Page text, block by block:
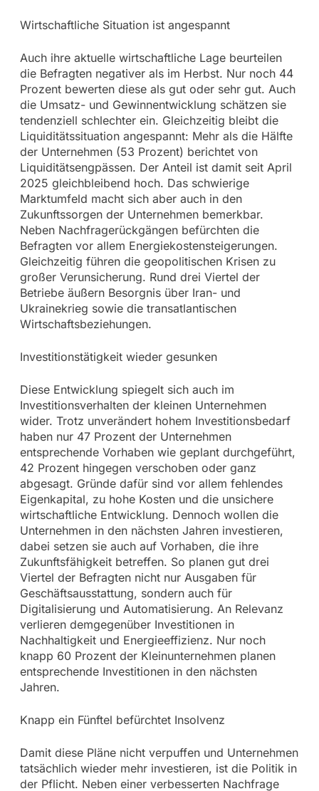
Wirtschaftliche Situation ist angespannt
Auch ihre aktuelle wirtschaftliche Lage beurteilen
die Befragten negativer als im Herbst. Nur noch 44
Prozent bewerten diese als gut oder sehr gut. Auch
die Umsatz- und Gewinnentwicklung schätzen sie
tendenziell schlechter ein. Gleichzeitig bleibt die
Liquiditätssituation angespannt: Mehr als die Hälfte
der Unternehmen (53 Prozent) berichtet von
Liquiditätsengpässen. Der Anteil ist damit seit April
2025 gleichbleibend hoch. Das schwierige
Marktumfeld macht sich aber auch in den
Zukunftssorgen der Unternehmen bemerkbar.
Neben Nachfragerückgängen befürchten die
Befragten vor allem Energiekostensteigerungen.
Gleichzeitig führen die geopolitischen Krisen zu
großer Verunsicherung. Rund drei Viertel der
Betriebe äußern Besorgnis über Iran- und
Ukrainekrieg sowie die transatlantischen
Wirtschaftsbeziehungen.
Investitionstätigkeit wieder gesunken
Diese Entwicklung spiegelt sich auch im
Investitionsverhalten der kleinen Unternehmen
wider. Trotz unverändert hohem Investitionsbedarf
haben nur 47 Prozent der Unternehmen
entsprechende Vorhaben wie geplant durchgeführt,
42 Prozent hingegen verschoben oder ganz
abgesagt. Gründe dafür sind vor allem fehlendes
Eigenkapital, zu hohe Kosten und die unsichere
wirtschaftliche Entwicklung. Dennoch wollen die
Unternehmen in den nächsten Jahren investieren,
dabei setzen sie auch auf Vorhaben, die ihre
Zukunftsfähigkeit betreffen. So planen gut drei
Viertel der Befragten nicht nur Ausgaben für
Geschäftsausstattung, sondern auch für
Digitalisierung und Automatisierung. An Relevanz
verlieren demgegenüber Investitionen in
Nachhaltigkeit und Energieeffizienz. Nur noch
knapp 60 Prozent der Kleinunternehmen planen
entsprechende Investitionen in den nächsten
Jahren.
Knapp ein Fünftel befürchtet Insolvenz
Damit diese Pläne nicht verpuffen und Unternehmen
tatsächlich wieder mehr investieren, ist die Politik in
der Pflicht. Neben einer verbesserten Nachfrage